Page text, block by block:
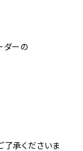
ダーの
了承くださいま